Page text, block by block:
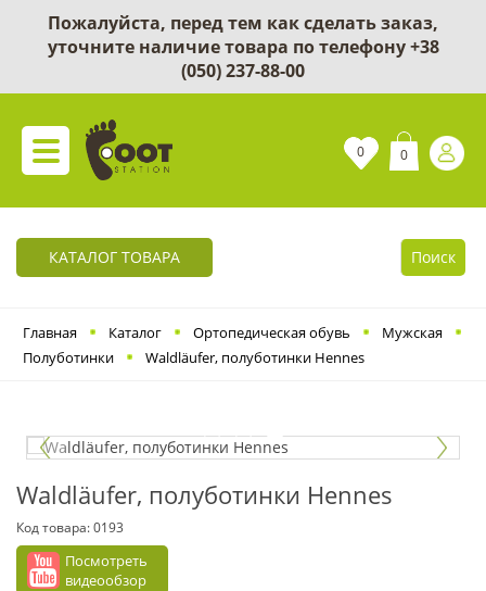
Пожалуйста, перед тем как сделать заказ,
уточните наличие товара по телефону+38
(050) 237-88-00
0 0
КАТАЛОГ ТОВАРА Поиск
Главная Каталог Ортопедическая обувь
Мужская
Полуботинки
Waldläufer, полуботинки Hennes
Waldläufer, полуботинки Hennes
Код товара:0193
Посмотреть
видеообзор